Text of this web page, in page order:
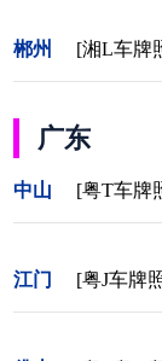
郴州 [湘L车牌
广东
中山 [粤T车牌
江门 [粤J车牌